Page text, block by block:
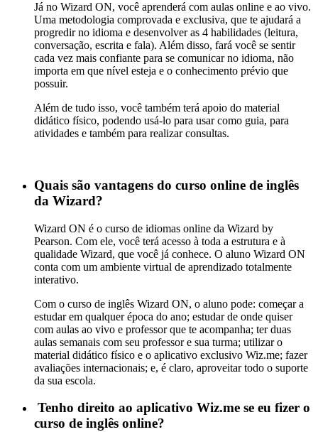
Já no Wizard ON, você aprenderá com aulas online e ao vivo.
Uma metodologia comprovada e exclusiva, que te ajudará a
progredir no idioma e desenvolver as 4 habilidades (leitura,
conversação, escrita e fala). Além disso, fará você se sentir
cada vez mais confiante para se comunicar no idioma, não
importa em que nível esteja e o conhecimento prévio que
possuir.
Além de tudo isso, você também terá apoio do material
didático físico, podendo usá-lo para usar como guia, para
atividades e também para realizar consultas.
Quais são vantagens do curso online de inglês
da Wizard?
Wizard ON é o curso de idiomas online da Wizard by
Pearson. Com ele, você terá acesso à toda a estrutura e à
qualidade Wizard, que você já conhece. O aluno Wizard ON
conta com um ambiente virtual de aprendizado totalmente
interativo.
Com o curso de inglês Wizard ON, o aluno pode: começar a
estudar em qualquer época do ano; estudar de onde quiser
com aulas ao vivo e professor que te acompanha; ter duas
aulas semanais com seu professor e sua turma; utilizar o
material didático físico e o aplicativo exclusivo Wiz.me; fazer
avaliações internacionais; e, é claro, aproveitar todo o suporte
da sua escola.
Tenho direito ao aplicativo Wiz.me se eu fizer o
curso de inglês online?